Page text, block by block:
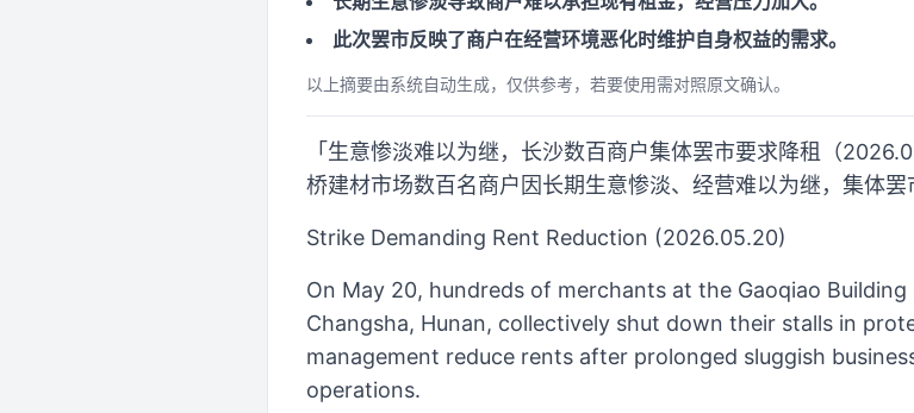
此次罢市反映了商户在经营环境恶化时维护自身权益的需求。
以上摘要由系统自动生成，仅供参考，若要使用需对照原文确认。
「生意惨淡难以为继，长沙数百商户集体罢市要求降租（
桥建材市场数百名商户因长期生意惨淡、经营难以为继，集体罢
Strike Demanding Rent Reduction (2026.05.20)
On May 20, hundreds of merchants at the Gaoqiao
Changsha, Hunan, collectively shut down their stalls in
management reduce rents after prolonged sluggish
operations.